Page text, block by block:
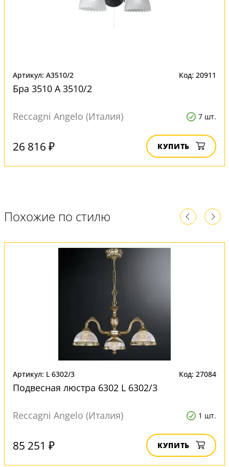
Артикул: A3510/2 Код: 20911
Бра 3510 A 3510/2
Reccagni Angelo (Италия) 7 шт.
26 816 ₽ КУПИТЬ
Похожие по стилю
Артикул: L 6302/3 Код: 27084
Подвесная люстра 6302 L 6302/3
Reccagni Angelo (Италия) 1 шт.
85 251 ₽ КУПИТЬ